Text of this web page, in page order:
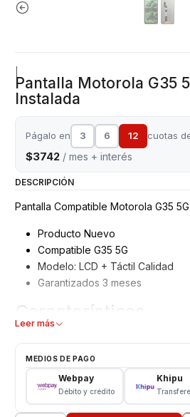
Pantalla Motorola G35
Instalada
Págalo en 3 6 12 cuotas
$3742 / mes + interés
DESCRIPCIÓN
Pantalla Compatible Motorola G35
Producto Nuevo
Compatible G35 5G
Modelo: LCD + Táctil Calidad
Garantizados 3 meses
Características
VALOR INCLUYE INSTALACION EN
Leer más
MEDIOS DE PAGO
Webpay
Débito y crédito
Khipu